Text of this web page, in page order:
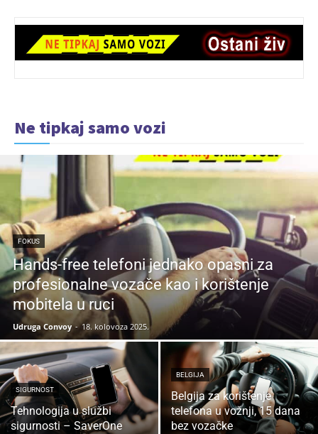
Ne tipkaj samo vozi
FOKUS
Hands-free telefoni jednako opasni za
profesionalne vozače kao i korištenje
mobitela u ruci
Udruga Convoy - 18. kolovoza 2025.
SIGURNOST
Tehnologija u službi
sigurnosti – SaverOne
BELGIJA
Belgija za korištenje
telefona u vožnji, 15 dana
bez vozačke